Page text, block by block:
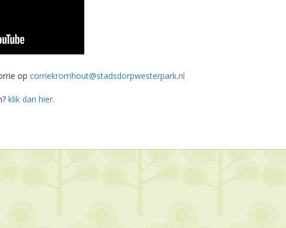
op corriekromhout@stadsdorpwesterpark.nl
klik dan hier.